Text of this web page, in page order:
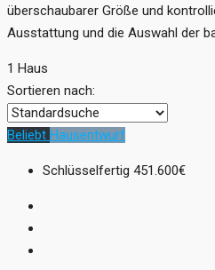
überschaubarer Größe und
Ausstattung und die Auswahl der
1 Haus
Sortieren nach:
Beliebt Hausentwurf
Schlüsselfertig 451.600€